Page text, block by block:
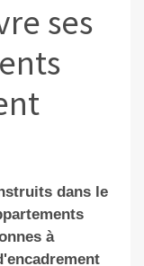
ses
dans le
à